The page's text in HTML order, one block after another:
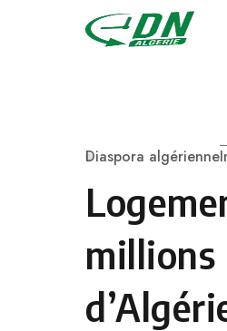
Skip to content
Category
Diaspora algérienne
millions